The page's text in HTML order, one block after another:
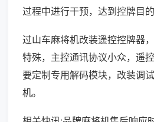
过程中进行干预，达到控牌目的
过山车麻将机改装遥控控牌器
特殊，主控通讯协议小众，遥
要定制专用解码模块，改装调
机。